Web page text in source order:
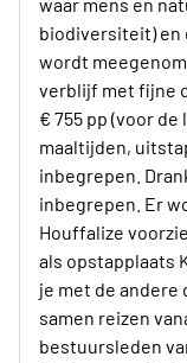
biodiversiteit) en
wordt
verblijf met fijne
€ 755 pp (voor
maaltijden,
inbegrepen.
inbegrepen. Er
Houffalize
als opstapplaats
je met de andere
samen reizen
bestuursleden